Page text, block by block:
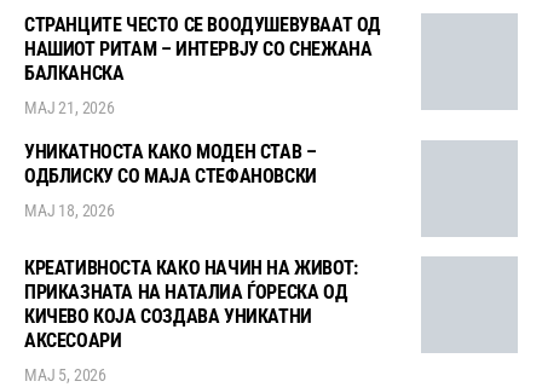
СТРАНЦИТЕ ЧЕСТО СЕ ВООДУШЕВУВААТ ОД
НАШИОТ РИТАМ – ИНТЕРВЈУ СО СНЕЖАНА
БАЛКАНСКА
МАЈ 21, 2026
УНИКАТНОСТА КАКО МОДЕН СТАВ –
ОДБЛИСКУ СО МАЈА СТЕФАНОВСКИ
МАЈ 18, 2026
КРЕАТИВНОСТА КАКО НАЧИН НА ЖИВОТ:
ПРИКАЗНАТА НА НАТАЛИА ЃОРЕСКА ОД
КИЧЕВО КОЈА СОЗДАВА УНИКАТНИ
АКСЕСОАРИ
МАЈ 5, 2026